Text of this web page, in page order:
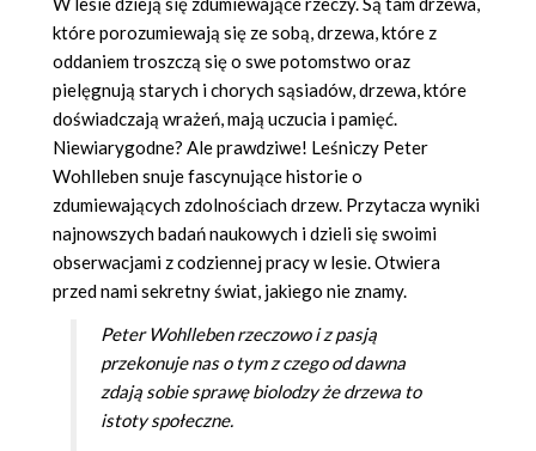
które porozumiewają się ze sobą, drzewa, które z
oddaniem troszczą się o swe potomstwo oraz
pielęgnują starych i chorych sąsiadów, drzewa, które
doświadczają wrażeń, mają uczucia i pamięć.
Niewiarygodne? Ale prawdziwe! Leśniczy Peter
Wohlleben snuje fascynujące historie o
zdumiewających zdolnościach drzew. Przytacza wyniki
najnowszych badań naukowych i dzieli się swoimi
obserwacjami z codziennej pracy w lesie. Otwiera
przed nami sekretny świat, jakiego nie znamy.
Peter Wohlleben rzeczowo i z pasją
przekonuje nas o tym z czego od dawna
zdają sobie sprawę biolodzy że drzewa to
istoty społeczne.